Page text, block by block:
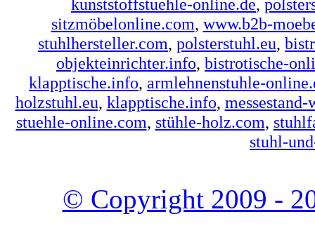
sitzmöbelonline.com, www.b2b-
stuhlhersteller.com, polsterstuhl.eu,
objekteinrichter.info, bistrotische-
klapptische.info, armlehnenstuhle-
holzstuhl.eu, klapptische.info, messestand-
stuehle-online.com, stühle-holz.com,
stuhl-
© Copyright 2009 -